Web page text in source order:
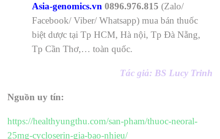
Asia-genomics.vn 0896.976.815 (Zalo/
Facebook/ Viber/ Whatsapp) mua bán thuốc
biệt dược tại Tp HCM, Hà nội, Tp Đà Nẵng,
Tp Cần Thơ,… toàn quốc.
Tác giả: BS Lucy Trinh
Nguồn uy tín:
https://healthyungthu.com/san-pham/thuoc-neoral-
25mg-cycloserin-gia-bao-nhieu/